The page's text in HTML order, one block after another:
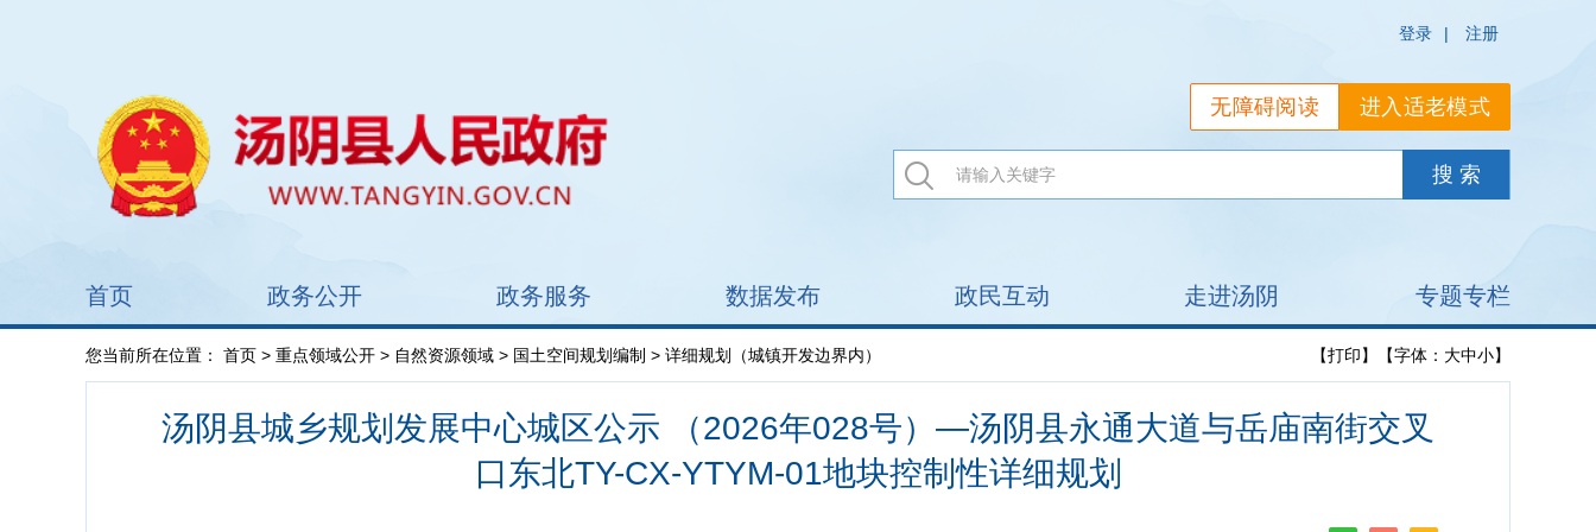
登录 | 注册
进入适老模式
无障碍阅读
首页 政务公开 政务服务 数据发布 政民互动 走进汤阴 专题专栏
您当前所在位置： 首页 > 重点领域公开 > 自然资源领域 > 国土空间规划编制 > 详细规划（城镇开发边界内） 【打印】 【字体： 大中小】
汤阴县城乡规划发展中心城区公示 （2026年028号）—汤阴县永通大道与岳庙南街交叉
口东北TY-CX-YTYM-01地块控制性详细规划